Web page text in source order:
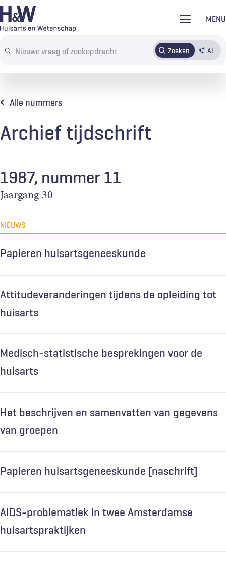
Overslaan
en
de
MENU
Search
terms
Zoeken AI
AbonnerenTijdschrift Inloggen
Alle nummers
Archief tijdschrift
1987, nummer 11
Jaargang 30
NIEUWS
Papieren huisartsgeneeskunde
Attitudeveranderingen tijdens de opleiding tot
huisarts
Medisch-statistische besprekingen voor de
huisarts
Het beschrijven en samenvatten van gegevens
van groepen
Papieren huisartsgeneeskunde [naschrift]
AIDS-problematiek in twee Amsterdamse
huisartspraktijken